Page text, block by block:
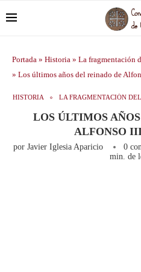
Portada » Historia » La fragmentación
» Los últimos años del reinado de
HISTORIA LA FRAGMENTACIÓN
LOS ÚLTIMOS
ALFONSO
por Javier Iglesia Aparicio 0
min. de